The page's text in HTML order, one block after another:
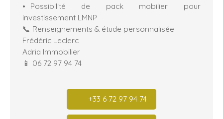
Possibilité de pack mobilier pour
investissement LMNP
📞 Renseignements & étude personnalisée
Frédéric Leclerc
Adria Immobilier
📱 06 72 97 94 74
+33 6 72 97 94 74